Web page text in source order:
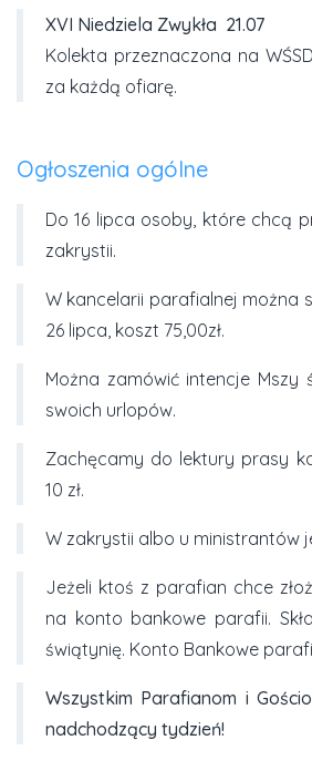
XVI Niedziela Zwykła 21.07
Kolekta przeznaczona na
za każdą ofiarę.
Ogłoszenia ogólne
Do 16 lipca osoby, które chcą
zakrystii.
W kancelarii parafialnej można
26 lipca, koszt 75,00zł.
Można zamówić intencje
swoich urlopów.
Zachęcamy do lektury prasy
10 zł.
W zakrystii albo u ministrantów
Jeżeli ktoś z parafian chce
na konto bankowe parafii.
świątynię. Konto Bankowe parafii
Wszystkim Parafianom i
nadchodzący tydzień!